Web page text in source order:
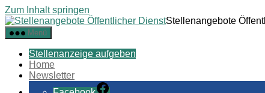
Zum Inhalt springen
Stellenangebote
Menü
Stellenanzeige aufgeben
Home
Newsletter